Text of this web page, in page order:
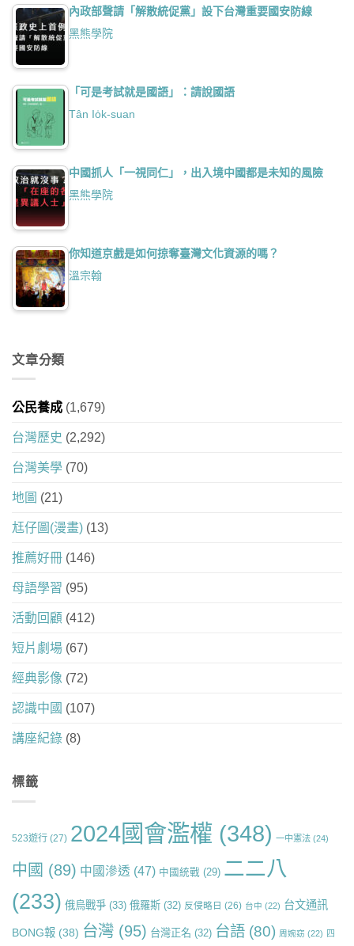
內政部聲請「解散統促黨」設下台灣重要國安防線
黑熊學院
「可是考試就是國語」：請說國語
Tân Io̍k-suan
中國抓人「一視同仁」，出入境中國都是未知的風險
黑熊學院
你知道京戲是如何掠奪臺灣文化資源的嗎？
溫宗翰
文章分類
公民養成 (1,679)
台灣歷史 (2,292)
台灣美學 (70)
地圖 (21)
尪仔圖(漫畫) (13)
推薦好冊 (146)
母語學習 (95)
活動回顧 (412)
短片劇場 (67)
經典影像 (72)
認識中國 (107)
講座紀錄 (8)
標籤
523遊行 (27) 2024國會濫權 (348) 一中憲法 (24)
中國 (89) 中國滲透 (47) 中國統戰 (29) 二二八
(233) 俄烏戰爭 (33) 俄羅斯 (32) 反侵略日 (26) 台中 (22) 台文通訊
BONG報 (38) 台灣 (95) 台灣正名 (32) 台語 (80) 周婉窈 (22) 四